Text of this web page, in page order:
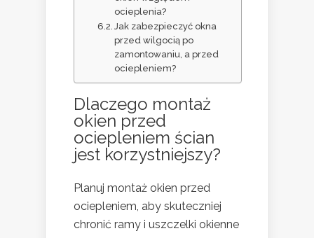
ocieplenia?
Jak zabezpieczyć okna
przed wilgocią po
zamontowaniu, a przed
ociepleniem?
Dlaczego montaż
okien przed
ociepleniem ścian
jest korzystniejszy?
Planuj montaż okien przed
ociepleniem, aby skuteczniej
chronić ramy i uszczelki okienne